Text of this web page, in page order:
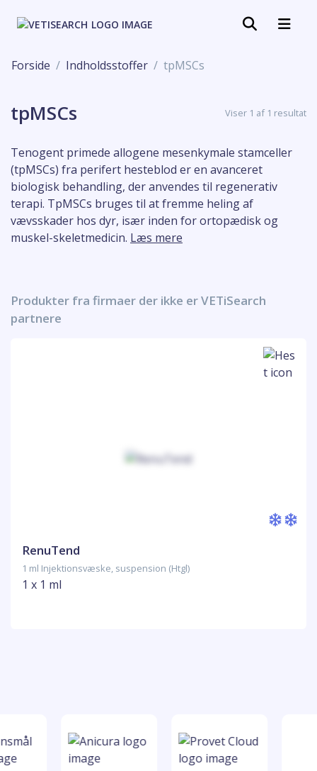
Forside Indholdsstoffer tpMSCs
tpMSCs Viser 1 af 1 resultat
Tenogent primede allogene mesenkymale stamceller
(tpMSCs) fra perifert hesteblod er en avanceret
biologisk behandling, der anvendes til regenerativ
terapi. TpMSCs bruges til at fremme heling af
vævsskader hos dyr, især inden for ortopædisk og
muskel-skeletmedicin. Læs mere
Produkter fra firmaer der ikke er VETiSearch
partnere
RenuTend
1 ml Injektionsvæske, suspension (Htgl)
1 x 1 ml